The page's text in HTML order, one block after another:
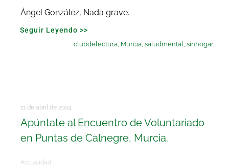
Ángel González, Nada grave.
Seguir Leyendo >>
clubdelectura, Murcia,saludmental,sinhogar
11 de abril de 2024
Apúntate al Encuentro de Voluntariado
en Puntas de Calnegre, Murcia.
Actualidad